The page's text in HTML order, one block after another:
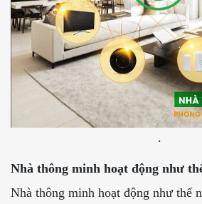
.
Nhà thông minh hoạt động như
Nhà thông minh hoạt động như thế